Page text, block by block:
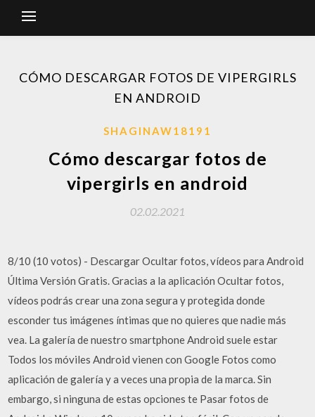
CÓMO DESCARGAR FOTOS DE VIPERGIRLS
EN ANDROID
SHAGINAW18191
Cómo descargar fotos de
vipergirls en android
02.02.2021
8/10 (10 votos) - Descargar Ocultar fotos, vídeos para Android
Última Versión Gratis. Gracias a la aplicación Ocultar fotos,
vídeos podrás crear una zona segura y protegida donde
esconder tus imágenes íntimas que no quieres que nadie más
vea. La galería de nuestro smartphone Android suele estar
Todos los móviles Android vienen con Google Fotos como
aplicación de galería y a veces una propia de la marca. Sin
embargo, si ninguna de estas opciones te Pasar fotos de